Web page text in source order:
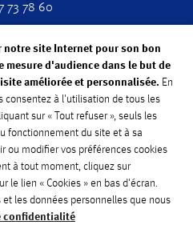
73 78 60
: de 8h30 à 12h30
8h30 à 12h
site Internet pour son bon
mesure d'audience dans le but de
améliorée et personnalisée. En
consentez à l'utilisation de tous les
sur « Tout refuser », seuls les
fonctionnement du site et à sa
ou modifier vos préférences cookies
à tout moment, cliquez sur
le lien « Cookies » en bas d'écran.
et les données personnelles que nous
confidentialité